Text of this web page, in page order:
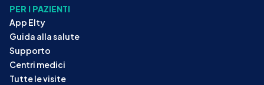
PER I PAZIENTI
App Elty
Guida alla salute
Supporto
Centri medici
Tutte le visite